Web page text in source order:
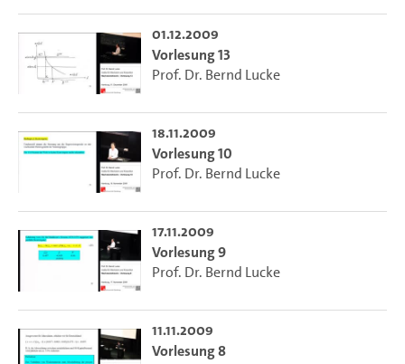
01.12.2009
Vorlesung 13
Prof. Dr. Bernd Lucke
18.11.2009
Vorlesung 10
Prof. Dr. Bernd Lucke
17.11.2009
Vorlesung 9
Prof. Dr. Bernd Lucke
11.11.2009
Vorlesung 8